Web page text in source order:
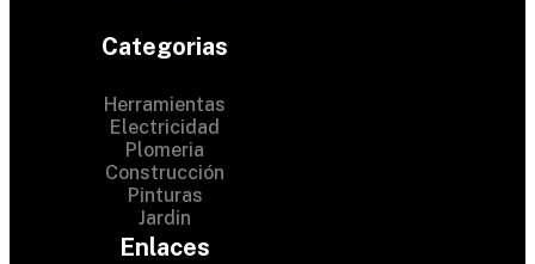
Categorias
Herramientas
Electricidad
Plomeria
Construcción
Pinturas
Jardin
Enlaces